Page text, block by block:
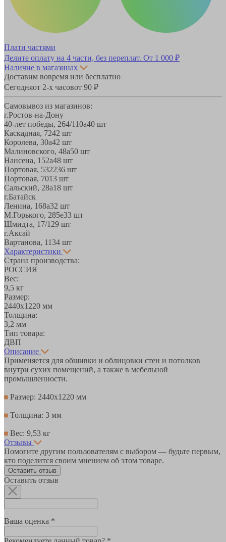
Плати частями
Делите оплату на 4 части, без переплат. От 1 000 ₽
Наличие в магазинах
Доставим вовремя или бесплатно
Сегодняот 2-х часовот 90 ₽
Самовывоз из магазинов:
г.Ростов-на-Дону
40-лет победы, 264/110а40 шт
Каскадная, 7242 шт
Королева, 30а42 шт
Малиновского, 48а50 шт
Нансена, 152а48 шт
Портовая, 532236 шт
Портовая, 7013 шт
Сальский, 28a18 шт
г.Батайск
Ленина, 168а32 шт
М.Горького, 285е33 шт
Шмидта, 17/1 29 шт
г.Аксай
Вартанова, 1134 шт
Характеристики
Страна производства:
РОССИЯ
Вес:
9,5 кг
Размер:
2440х1220 мм
Толщина:
3,2 мм
Тип товара:
ДВП
Описание
Применяется для обшивки и облицовки стен и потолков
внутри сухих помещений, а также в мебельной
промышленности.
Размер: 2440х1220 мм
Толщина: 3 мм
Вес: 9,53 кг
Отзывы
Помогите другим пользователям с выбором — будьте первым,
кто поделится своим мнением об этом товаре.
Оставить отзыв
Оставить отзыв
Ваша оценка *